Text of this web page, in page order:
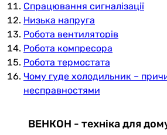
Спрацювання сигналізації
Низька напруга
Робота вентиляторів
Робота компресора
Робота термостата
Чому гуде холодильник –
несправностями
ВЕНКОН - техніка для